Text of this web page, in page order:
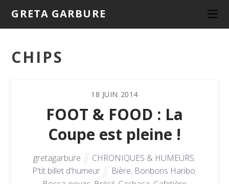
GRETA GARBURE
CHIPS
18 JUIN 2014
FOOT & FOOD : La
Coupe est pleine !
gretagarbure CHRONIQUES & HUMEURS,
P'tit billet d'humeur
Bière, Bonbons Haribo,